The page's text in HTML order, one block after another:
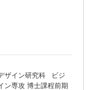
ザイン研究科 ビジ
ン専攻 博士課程前期